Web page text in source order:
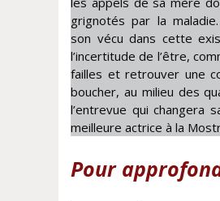
grignotés par la
son vécu dans cette
l’incertitude de l’être,
failles et retrouver une
boucher, au milieu des
l’entrevue qui changera
meilleure actrice à la
Pour